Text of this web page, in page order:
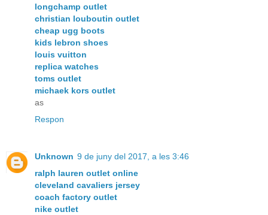
longchamp outlet
christian louboutin outlet
cheap ugg boots
kids lebron shoes
louis vuitton
replica watches
toms outlet
michaek kors outlet
as
Respon
Unknown 9 de juny del 2017, a les 3:46
ralph lauren outlet online
cleveland cavaliers jersey
coach factory outlet
nike outlet